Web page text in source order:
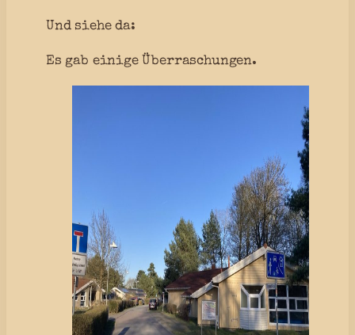
Und siehe da:
Es gab einige Überraschungen.